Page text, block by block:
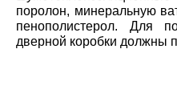
поролон, минеральную
пенополистерол. Для
дверной коробки должны